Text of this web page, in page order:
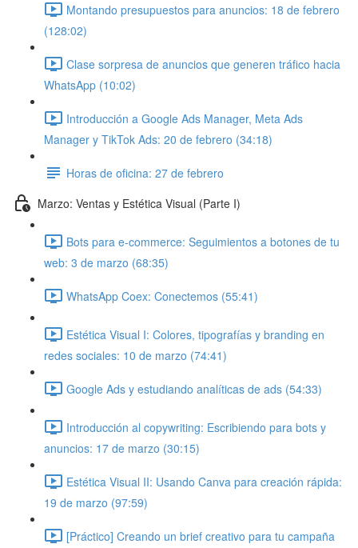
Montando presupuestos para anuncios: 18 de febrero
(128:02)
Clase sorpresa de anuncios que generen tráfico hacia
WhatsApp (10:02)
Introducción a Google Ads Manager, Meta Ads
Manager y TikTok Ads: 20 de febrero (34:18)
Horas de oficina: 27 de febrero
Marzo: Ventas y Estética Visual (Parte I)
Bots para e-commerce: Seguimientos a botones de tu
web: 3 de marzo (68:35)
WhatsApp Coex: Conectemos (55:41)
Estética Visual I: Colores, tipografías y branding en
redes sociales: 10 de marzo (74:41)
Google Ads y estudiando analíticas de ads (54:33)
Introducción al copywriting: Escribiendo para bots y
anuncios: 17 de marzo (30:15)
Estética Visual II: Usando Canva para creación rápida:
19 de marzo (97:59)
[Práctico] Creando un brief creativo para tu campaña